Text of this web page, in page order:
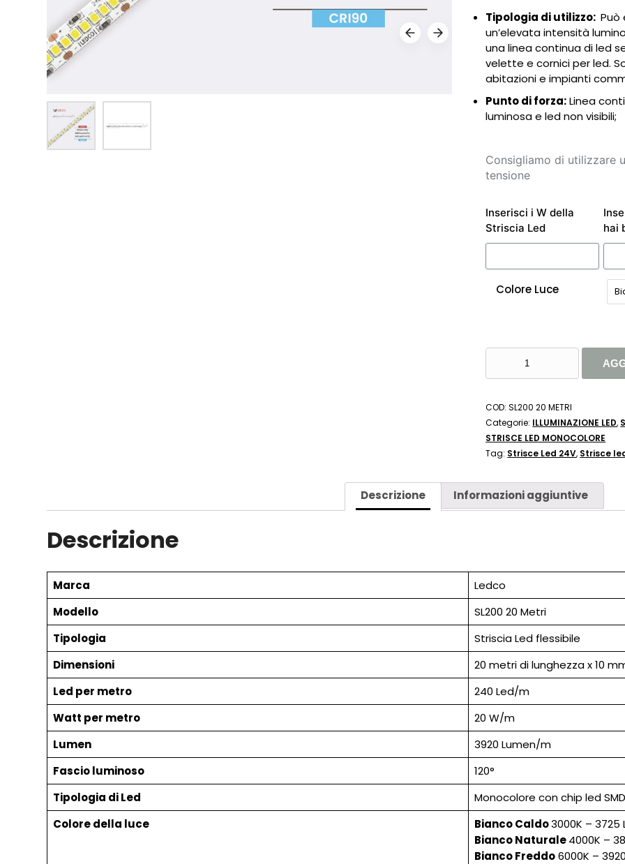
Tipologia di utilizzo: Può
un’elevata intensità
una linea continua di led
velette e cornici per led.
abitazioni e impianti
Punto di forza:Linea
luminosa e led non visibili;
Consigliamo di utilizzare
tensione
Inserisci i W della
Striscia Led
hai
Colore Luce
2835
20
METRI
W/M
24V
QUANTITÀ
COD:SL200 20 METRI
Categorie: ILLUMINAZIONE LED,
STRISCE LED MONOCOLORE
Tag: Strisce Led 24V, Strisce
Descrizione Informazioni aggiuntive
Descrizione
Marca
Ledco
Modello
SL200 20 Metri
Tipologia
Striscia Led flessibile
Dimensioni
20 metri di lunghezza x 10
Led per metro
240 Led/m
Watt per metro
20 W/m
Lumen
3920 Lumen/m
Fascio luminoso
120°
Tipologia di Led
Monocolore con chip led
Colore della luce
Bianco Caldo3000K –
Bianco Naturale4000K –
Bianco Freddo6000K –